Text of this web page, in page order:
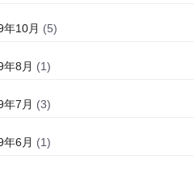
年10月 (5)
年8月 (1)
年7月 (3)
年6月 (1)